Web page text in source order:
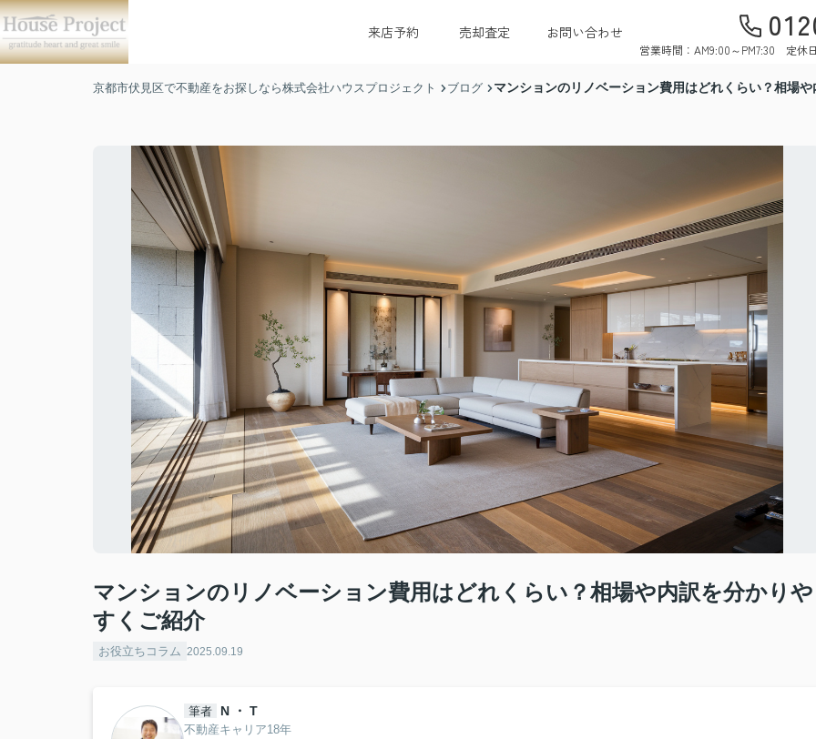
来店予約 売却査定 お問い合わせ
営業時間：AM9:00～PM7:30 定休
京都市伏見区で不動産をお探しなら株式会社ハウスプロジェクト ブログ マンションのリノベーション費用はどれくらい？相場
マンションのリノベーション費用はどれくらい？相場や内訳を分かりや
すくご紹介
お役立ちコラム 2025.09.19
筆者 N ・ T
不動産キャリア18年